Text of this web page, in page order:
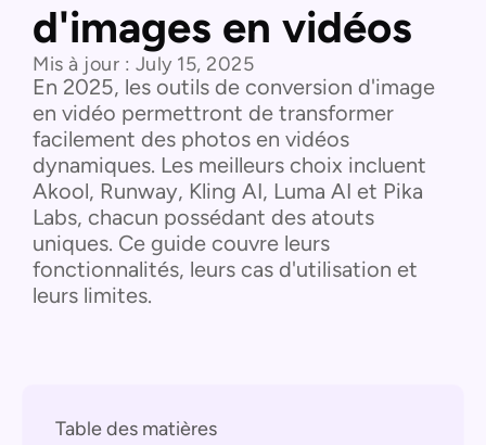
d'images en vidéos
Mis à jour : July 15, 2025
En 2025, les outils de conversion d'image
en vidéo permettront de transformer
facilement des photos en vidéos
dynamiques. Les meilleurs choix incluent
Akool, Runway, Kling AI, Luma AI et Pika
Labs, chacun possédant des atouts
uniques. Ce guide couvre leurs
fonctionnalités, leurs cas d'utilisation et
leurs limites.
Table des matières